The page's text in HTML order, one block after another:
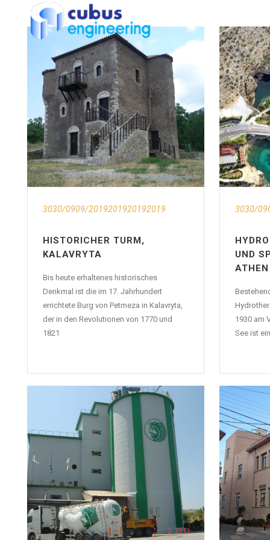
3030/0909/2019201920192019
HISTORICHER TURM,
KALAVRYTA
Bis heute erhaltenes historisches
Denkmal ist die im 17. Jahrhundert
errichtete Burg von Petmeza in Kalavryta,
der in den Revolutionen von 1770 und
1821
3030/
UND
ATHEN
1930 am
See ist